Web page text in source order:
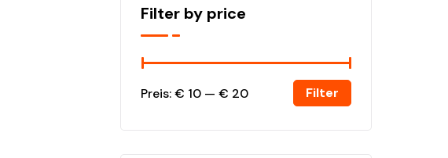
Filter by price
Filter
Preis:€ 10 — € 20